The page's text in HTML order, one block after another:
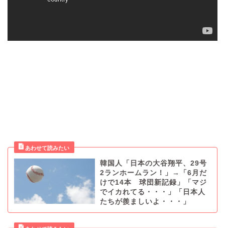
韓国人「日本の大谷翔平、29号
2ランホームラン！」→「6月だ
けで14本 球団新記録」「マジ
でイカれてる・・・」「日本人
たちが羨ましいよ・・・」